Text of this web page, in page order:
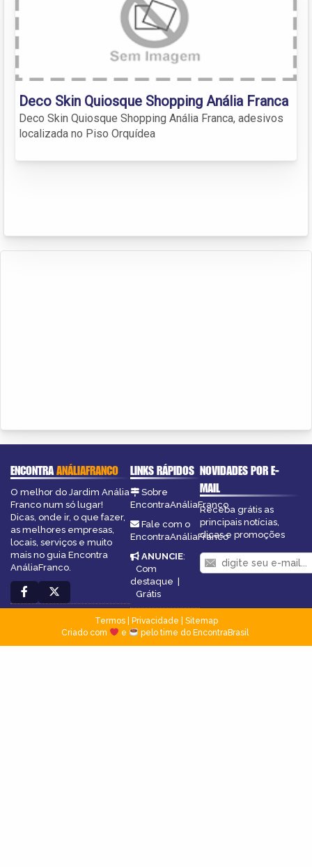
Deco Skin Quiosque Shopping Anália Franca
Deco Skin Quiosque Shopping Anália Franca, adesivos
localizada no Piso Orquídea
ENCONTRAANÁLIAFRANCO
O melhor do Jardim Anália
Franco num só lugar!
Dicas, onde ir, o que fazer,
as melhores empresas,
locais, serviços e muito
mais no guia Encontra
AnáliaFranco.
LINKS RÁPIDOS
Sobre
EncontraAnáliaFranco
Fale com o
EncontraAnáliaFranco
ANUNCIE:
Com
destaque |
Grátis
NOVIDADES POR E-
MAIL
Receba grátis as
principais notícias,
dicas e promoções
Termos| Privacidade
Sitemap
Criado com
e pelo time do EncontraBrasil